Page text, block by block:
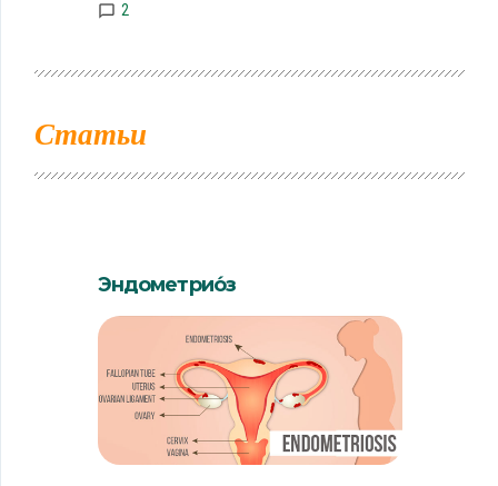
2
Статьи
Эндометрио́з